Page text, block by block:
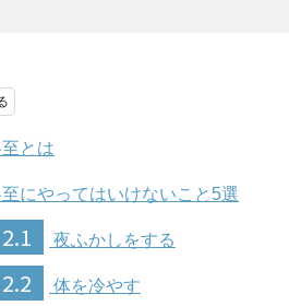
とは
にやってはいけないこと5選
2.1 夜ふかしをする
2.2 体を冷やす